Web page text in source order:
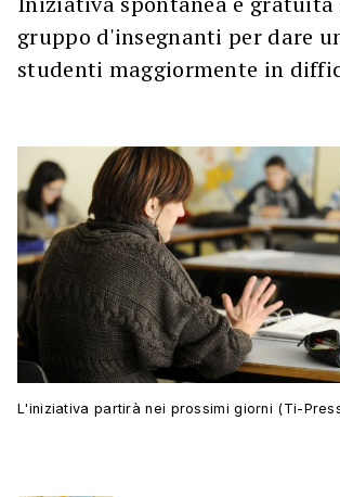
gruppo d'insegnanti per dare
studenti maggiormente in
L'iniziativa partirà nei prossimi giorni (Ti-